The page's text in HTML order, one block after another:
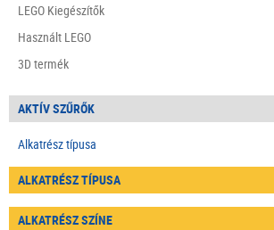
LEGO Kiegészítők
Használt LEGO
3D termék
AKTÍV SZŰRŐK
Alkatrész típusa
ALKATRÉSZ TÍPUSA
ALKATRÉSZ SZÍNE